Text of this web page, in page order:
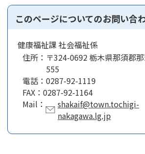
このページについてのお問い合
健康福祉課 社会福祉係
住所： 〒324-0692 栃木県那須郡
555
電話： 0287-92-1119
FAX： 0287-92-1164
Mail：
shakaif@town.tochigi-
nakagawa.lg.jp